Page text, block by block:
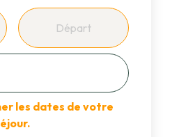
les dates de votre